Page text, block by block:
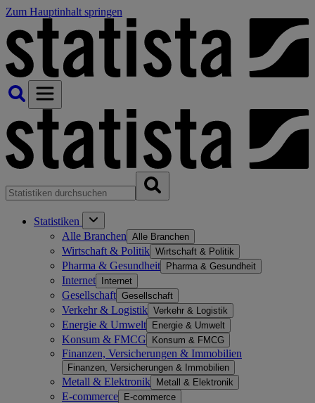
Zum Hauptinhalt springen
Statistiken
Alle Branchen Alle Branchen
Wirtschaft & Politik Wirtschaft & Politik
Pharma & Gesundheit Pharma & Gesundheit
Internet Internet
Gesellschaft Gesellschaft
Verkehr & Logistik Verkehr & Logistik
Energie & Umwelt Energie & Umwelt
Konsum & FMCG Konsum & FMCG
Finanzen, Versicherungen & Immobilien
Finanzen, Versicherungen & Immobilien
Metall & Elektronik Metall & Elektronik
E-commerce E-commerce